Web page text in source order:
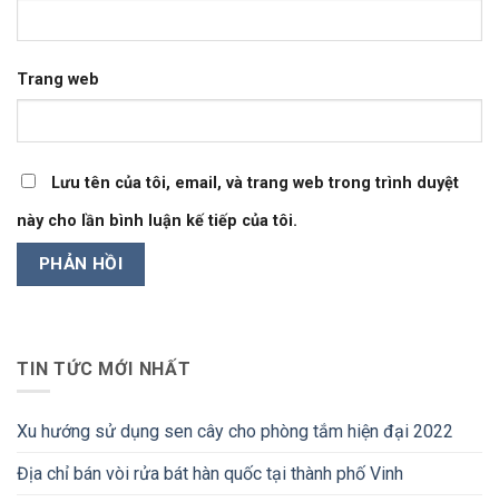
Trang web
Lưu tên của tôi, email, và trang web trong trình duyệt
này cho lần bình luận kế tiếp của tôi.
TIN TỨC MỚI NHẤT
Xu hướng sử dụng sen cây cho phòng tắm hiện đại 2022
Địa chỉ bán vòi rửa bát hàn quốc tại thành phố Vinh